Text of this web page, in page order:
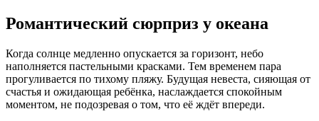
Романтический сюрприз у океана
Когда солнце медленно опускается за горизонт, небо
наполняется пастельными красками. Тем временем пара
прогуливается по тихому пляжу. Будущая невеста, сияющая от
счастья и ожидающая ребёнка, наслаждается спокойным
моментом, не подозревая о том, что её ждёт впереди.